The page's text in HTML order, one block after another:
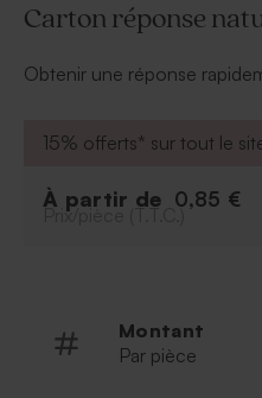
Carton réponse
Obtenir une réponse
format carte postale qui
avec votre photo de
15% offerts* sur tout le
À partir de 0,85 €
Prix/pièce (T.T.C.)
Montant
Par pièce